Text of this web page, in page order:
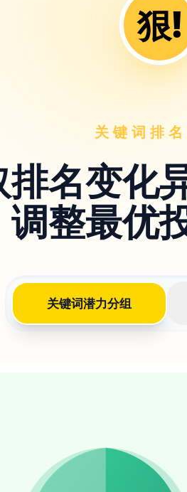
狠!
关键词排
排名变化
调整最优
关键词潜力分组